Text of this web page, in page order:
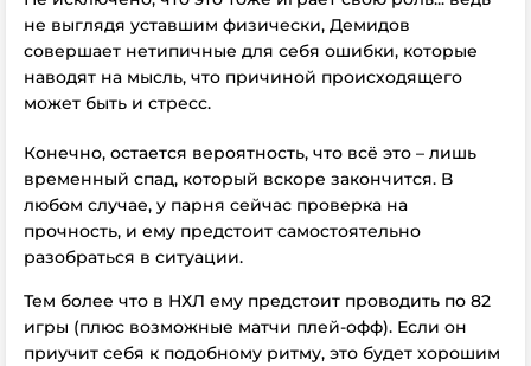
не выглядя уставшим физически, Демидов
совершает нетипичные для себя ошибки, которые
наводят на мысль, что причиной происходящего
может быть и стресс.
Конечно, остается вероятность, что всё это – лишь
временный спад, который вскоре закончится. В
любом случае, у парня сейчас проверка на
прочность, и ему предстоит самостоятельно
разобраться в ситуации.
Тем более что в НХЛ ему предстоит проводить по 82
игры (плюс возможные матчи плей-офф). Если он
приучит себя к подобному ритму, это будет хорошим